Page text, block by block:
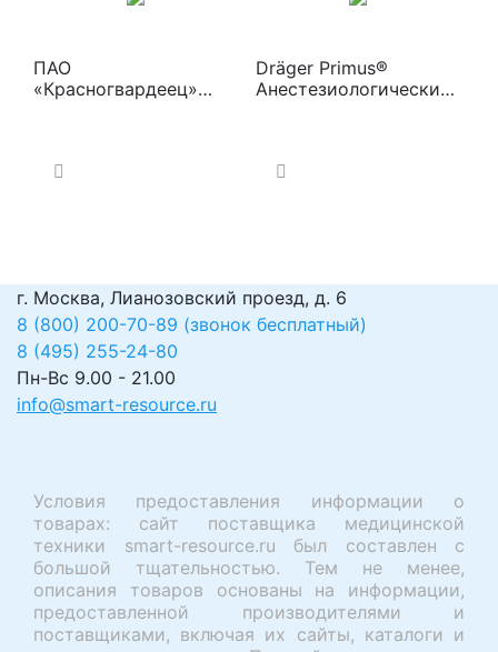
ПАО
«Красногвардеец»
механическим
Dräger Primus®
Анестезиологический
г. Москва, Лианозовский проезд, д. 6
8 (800) 200-70-89 (звонок бесплатный)
8 (495) 255-24-80
Пн-Вс 9.00 - 21.00
info@smart-resource.ru
Условия предоставления информации о
товарах: сайт поставщика медицинской
техники smart-resource.ru был составлен с
большой тщательностью. Тем не менее,
описания товаров основаны на информации,
предоставленной производителями и
поставщиками, включая их сайты, каталоги и